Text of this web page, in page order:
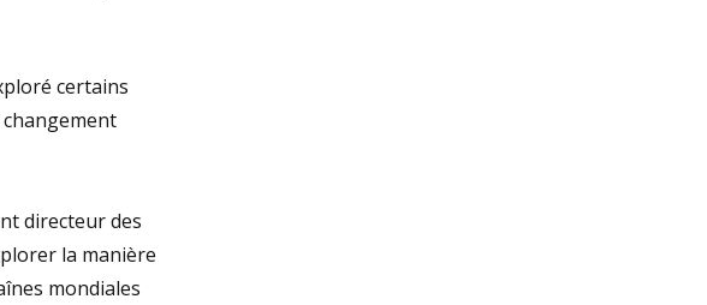
certains
directeur des
la manière
mondiales